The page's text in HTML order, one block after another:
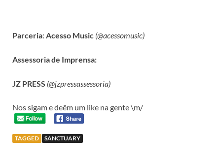
Parceria: Acesso Music (@acessomusic)
Assessoria de Imprensa:
JZ PRESS (@jzpressassessoria)
Nos sigam e deêm um like na gente \m/
TAGGED SANCTUARY